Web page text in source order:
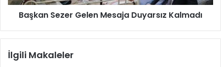
r
z
Başkan Sezer Gelen Mesaja Duyarsız Kalmadı
İlgili Makaleler